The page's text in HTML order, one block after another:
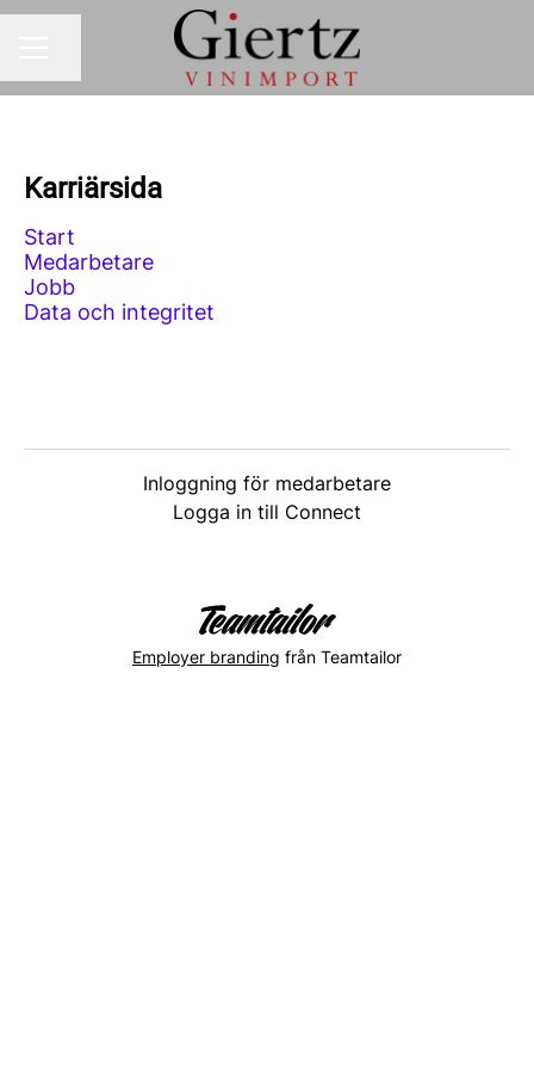
Karriärsida
Start
Medarbetare
Jobb
Data och integritet
Inloggning för medarbetare
Logga in till Connect
Employer branding från Teamtailor